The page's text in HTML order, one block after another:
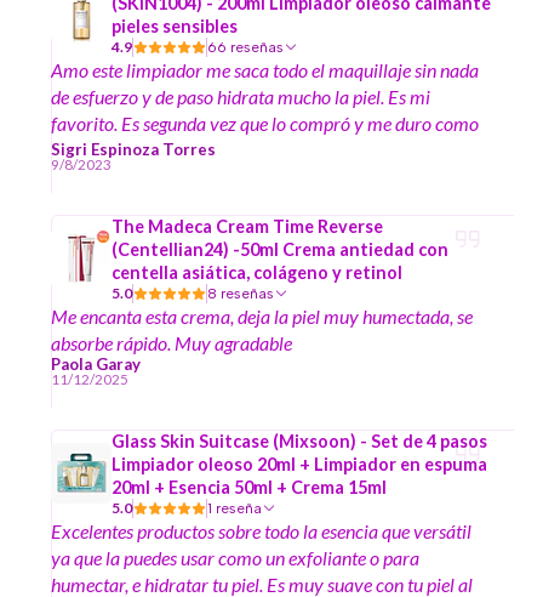
pieles sensibles
4.9 66 reseñas
Amo este limpiador me saca todo el maquillaje sin nada
de esfuerzo y de paso hidrata mucho la piel. Es mi
favorito. Es segunda vez que lo compró y me duro como
6 meses la primera vez.
Sigri Espinoza Torres
9/8/2023
The Madeca Cream Time Reverse
(Centellian24) -50ml Crema antiedad con
centella asiática, colágeno y retinol
5.0 8 reseñas
Me encanta esta crema, deja la piel muy humectada, se
absorbe rápido. Muy agradable
Paola Garay
11/12/2025
Glass Skin Suitcase (Mixsoon) - Set de 4 pasos
Limpiador oleoso 20ml + Limpiador en espuma
20ml + Esencia 50ml + Crema 15ml
5.0 1 reseña
Excelentes productos sobre todo la esencia que versátil
ya que la puedes usar como un exfoliante o para
humectar, e hidratar tu piel. Es muy suave con tu piel al